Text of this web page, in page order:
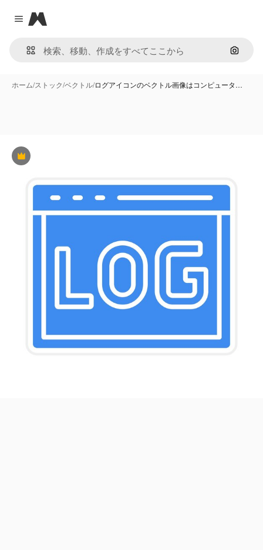
Close menu
Magnific
画像で
ホーム/ストック/ベクトル/ログアイコンのベクトル画像はコンピュータ…
Premium